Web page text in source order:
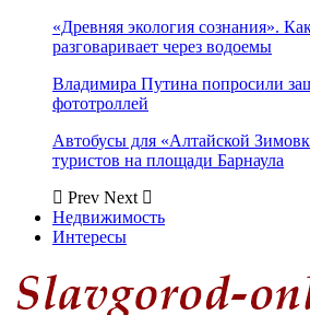
«Древняя экология сознания».
разговаривает через водоемы
Владимира Путина попросили
фототроллей
Автобусы для «Алтайской
туристов на площади Барнаула
Prev Next
Недвижимость
Интересы